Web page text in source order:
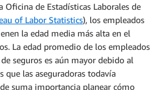
Oficina de Estadísticas Laborales de
of Labor Statistics), los empleados
la edad media más alta en el
La edad promedio de los empleados
seguros es aún mayor debido al
que las aseguradoras todavía
suma importancia planear cómo